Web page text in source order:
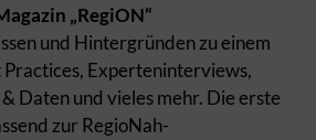
„RegiON“
und Hintergründen zu einem
Practices, Experteninterviews,
Daten und vieles mehr. Die erste
zur RegioNah-